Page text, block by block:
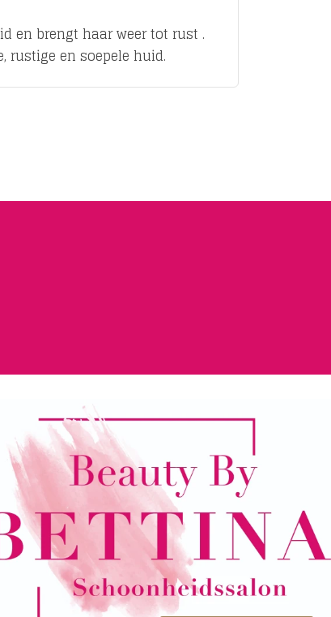
en brengt haar weer tot rust .
rustige en soepele huid.